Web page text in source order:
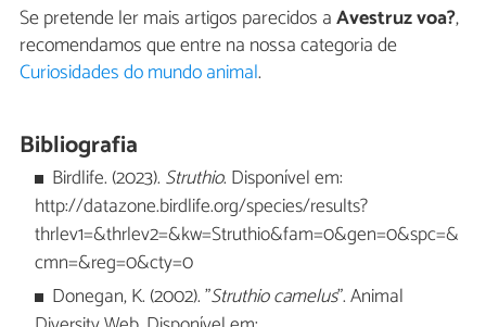
Se pretende ler mais artigos parecidos aAvestruz voa?,
recomendamos que entre na nossa categoria de
Curiosidades do mundo animal.
Bibliografia
Birdlife. (2023). Struthio. Disponível em:
http://datazone.birdlife.org/species/results?
thrlev1=&thrlev2=&kw=Struthio&fam=0&gen=0&spc=&
cmn=&reg=0&cty=0
Donegan, K. (2002). "Struthio camelus". Animal